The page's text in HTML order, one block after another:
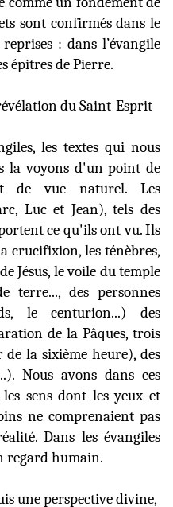
sont confirmés dans le
: dans l’évangile
épitres de Pierre.
du Saint-Esprit
les textes qui nous
la voyons d'un point de
de vue naturel. Les
Luc et Jean), tels des
ce qu'ils ont vu. Ils
crucifixion, les ténèbres,
Jésus, le voile du temple
terre..., des personnes
le centurion...) des
de la Pâques, trois
la sixième heure), des
Nous avons dans ces
sens dont les yeux et
ne comprenaient pas
Dans les évangiles
regard humain.
une perspective divine,